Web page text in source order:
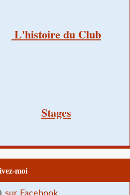
L'histoire du Club
Stages
moi
sur Facebook